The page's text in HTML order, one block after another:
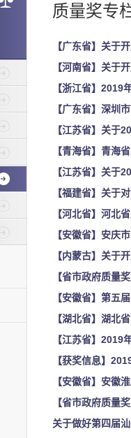
质量奖专
【广东省】关于
【河南省】关于
【浙江省】2019
【江苏省】关于
【青海省】青海
【江苏省】关于
【福建省】关于
【安徽省】安庆
【内蒙古】关于
【省市政府质量
【安徽省】第五
【湖北省】湖北
【江苏省】2019
【获奖信息】
【安徽省】安徽
【省市政府质量
关于做好第四届